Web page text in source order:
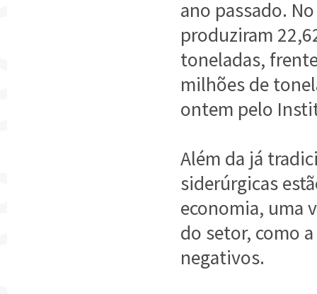
ano passado.
produziram
toneladas,
milhões de
ontem pelo
Além da já
siderúrgicas
economia, uma
do setor, como
negativos.